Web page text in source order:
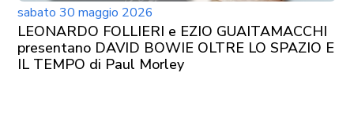
sabato 30 maggio 2026
LEONARDO FOLLIERI e EZIO GUAITAMACCHI
presentano DAVID BOWIE OLTRE LO SPAZIO E
IL TEMPO di Paul Morley